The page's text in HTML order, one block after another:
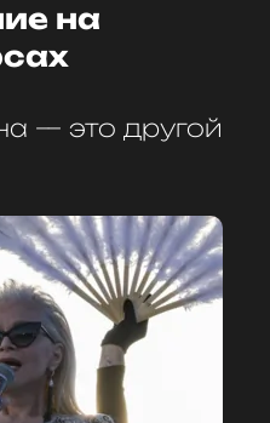
в России соцсеть;
признанной
и запрещенной в РФ)
станет известен
Об этом
на
— это другой